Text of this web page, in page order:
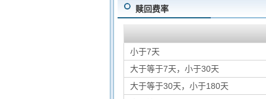
赎回费率
小于7天
大于等于7天，小于30天
大于等于30天，小于180天